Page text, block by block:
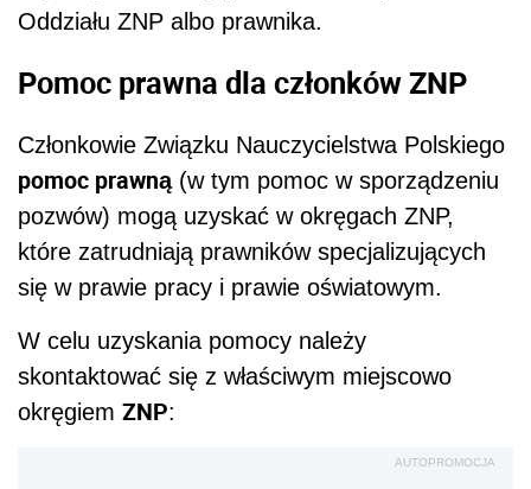
Oddziału ZNP albo prawnika.
Pomoc prawna dla członków ZNP
Członkowie Związku Nauczycielstwa Polskiego
pomoc prawną(w tym pomoc w sporządzeniu
pozwów) mogą uzyskać w okręgach ZNP,
które zatrudniają prawników specjalizujących
się w prawie pracy i prawie oświatowym.
W celu uzyskania pomocy należy
skontaktować się z właściwym miejscowo
okręgiem ZNP:
AUTOPROMOCJA